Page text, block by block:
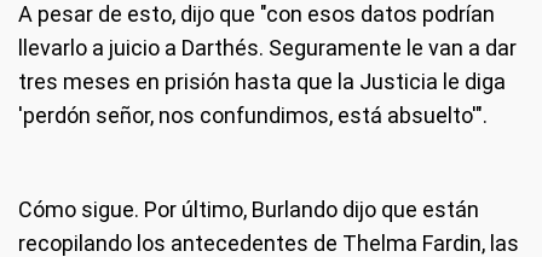
A pesar de esto, dijo que "con esos datos podrían
llevarlo a juicio a Darthés. Seguramente le van a dar
tres meses en prisión hasta que la Justicia le diga
'perdón señor, nos confundimos, está absuelto'".
Cómo sigue. Por último, Burlando dijo que están
recopilando los antecedentes de Thelma Fardin, las